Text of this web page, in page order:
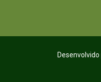
Desenvolvido